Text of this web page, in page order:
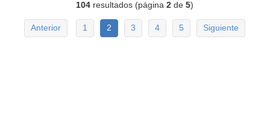
104 resultados (página2 de5)
Anterior 1 2 3 4 5 Siguiente